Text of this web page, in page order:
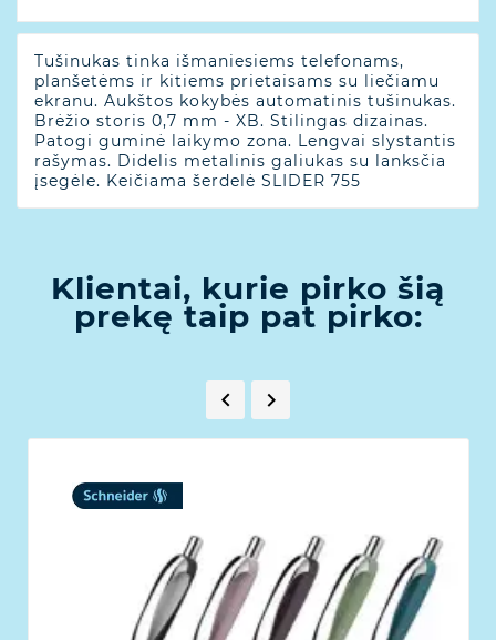
Tušinukas tinka išmaniesiems telefonams,
planšetėms ir kitiems prietaisams su liečiamu
ekranu. Aukštos kokybės automatinis tušinukas.
Brėžio storis 0,7 mm - XB. Stilingas dizainas.
Patogi guminė laikymo zona. Lengvai slystantis
rašymas. Didelis metalinis galiukas su lanksčia
įsegėle. Keičiama šerdelė SLIDER 755
Klientai, kurie pirko šią
prekę taip pat pirko:
 